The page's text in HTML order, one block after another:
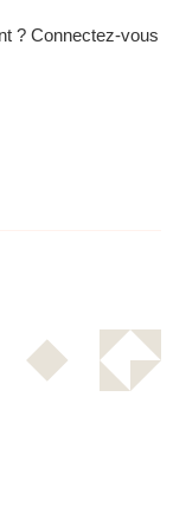
? Connectez-vous